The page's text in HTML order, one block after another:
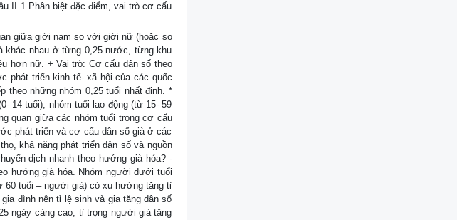
II 1 Phân biệt đặc điểm, vai trò cơ cấu
giữa giới nam so với giới nữ (hoặc so
khác nhau ở từng 0,25 nước, từng khu
hơn nữ. + Vai trò: Cơ cấu dân số theo
phát triển kinh tế- xã hội của các quốc
những nhóm 0,25 tuổi nhất định. *
14 tuổi), nhóm tuổi lao động (từ 15- 59
quan giữa các nhóm tuổi trong cơ cấu
phát triển và cơ cấu dân số già ở các
khả năng phát triển dân số và nguồn
dịch nhanh theo hướng già hóa? -
hướng già hóa. Nhóm người dưới tuổi
60 tuổi – người già) có xu hướng tăng tỉ
đình nên tỉ lệ sinh và gia tăng dân số
ngày càng cao, tỉ trọng người già tăng